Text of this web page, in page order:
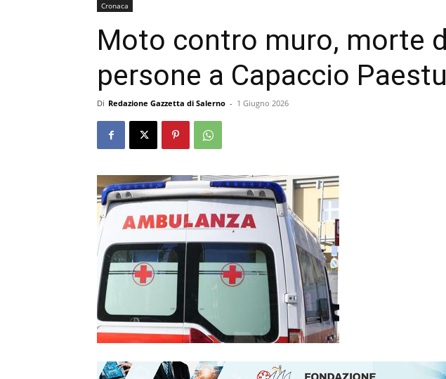
Cronaca
Moto contro muro, morte
persone a Capaccio
Di Redazione Gazzetta di Salerno - 1 Giugno 2026